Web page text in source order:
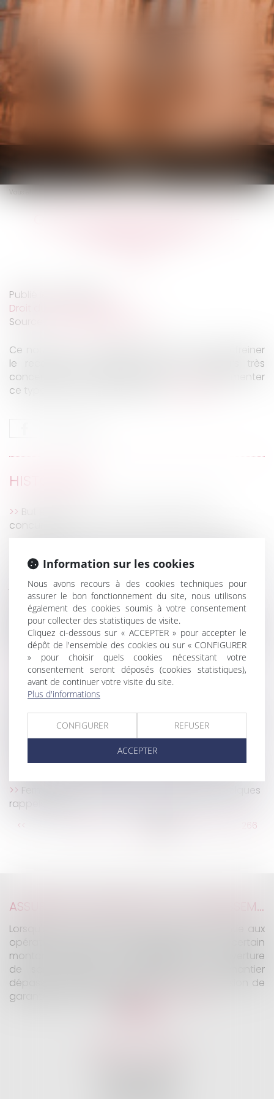
KALIFA Avocats
Ouvrir
le
menu
Vous êtes ici :Accueil Qu'est-ce que le CDD multi-remplacement ?
Publié le :
Droit du travail - Salariés
Source :
Ce nouveau cas d'usage des CDD est censé freiner
le recours aux contrats courts. 11 secteurs très
concernés par les contrats courts vont expérimenter
ce type de contrat jusque 2022...
HISTORIQUE
But et mise en action de la clause de non
concurrence
CJUE : Les victimes d'une entente autres que les
fournisseurs ou les acheteurs ont droit à réparation
Risques psychosociaux induits par un PSE : quel
juge compétent ?
Parution du décret précisant les techniques
particulières de construction à respecter pour les
projets situés en zone avec risque de mouvement de
terrain
CEDH : mère d’intention dans le cadre d’une GPA
Qu'est-ce que le CDD multi-remplacement ?
Quelles sont les incidences du régime de la
communauté universelle sur les donations ?
Distribution : preuve de déséquilibre significatif par
l'apport d'indices établissant l'absence de
Derniers changements en matière d’IRP en janvier
Fermeture de l’entreprise pour Noël 2019 : quelques
rappels utiles
<< 266
ASSURANCE CONSTRUCTION : LE DÉPASSEMENT DU MONTANT MAXIMAL GARANTI PEUT EXCLURE TOUTE COUVERTURE
Lorsqu'un contrat d'assurance limite sa garantie aux
opérations dont le coût n'excède pas un certain
montant, l'assuré ne peut prétendre à la couverture
de son assureur s'il intervient sur un chantier
dépassant ce seuil sans avoir obtenu l'extension de
garantie prévue au contrat...
Information sur les cookies
Nous avons recours à des cookies techniques pour
assurer le bon fonctionnement du site, nous utilisons
également des cookies soumis à votre consentement
pour collecter des statistiques de visite.
Cliquez ci-dessous sur « ACCEPTER » pour accepter le
dépôt de l'ensemble des cookies ou sur « CONFIGURER
» pour choisir quels cookies nécessitant votre
consentement seront déposés (cookies statistiques),
avant de continuer votre visite du site.
Plus d'informations
CONFIGURER REFUSER
ACCEPTER